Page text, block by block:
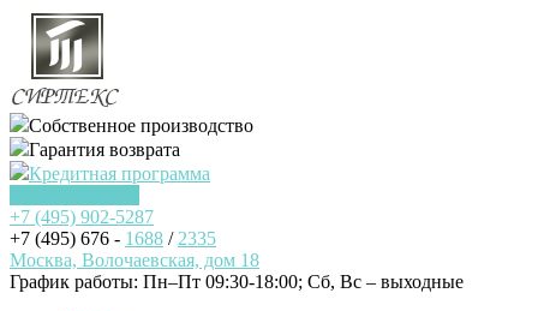
Собственное производство
Гарантия возврата
Кредитная программа
+7 (495) 902-5287
+7 (495) 676 - 1688 / 2335
Москва, Волочаевская, дом 18
График работы: Пн–Пт 09:30-18:00; Cб, Вс – выходные